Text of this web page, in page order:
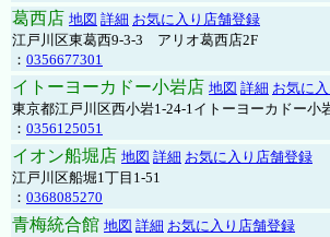
葛西店 地図 詳細 お気に入り店舗登録
江戸川区東葛西9-3-3 アリオ葛西店2F
： 0356677301
イトーヨーカドー小岩店 地図 詳細 お気に
東京都江戸川区西小岩1-24-1イトーヨーカドー小
： 0356125051
イオン船堀店 地図 詳細 お気に入り店舗登録
江戸川区船堀1丁目1-51
： 0368085270
青梅統合館 地図 詳細 お気に入り店舗登録